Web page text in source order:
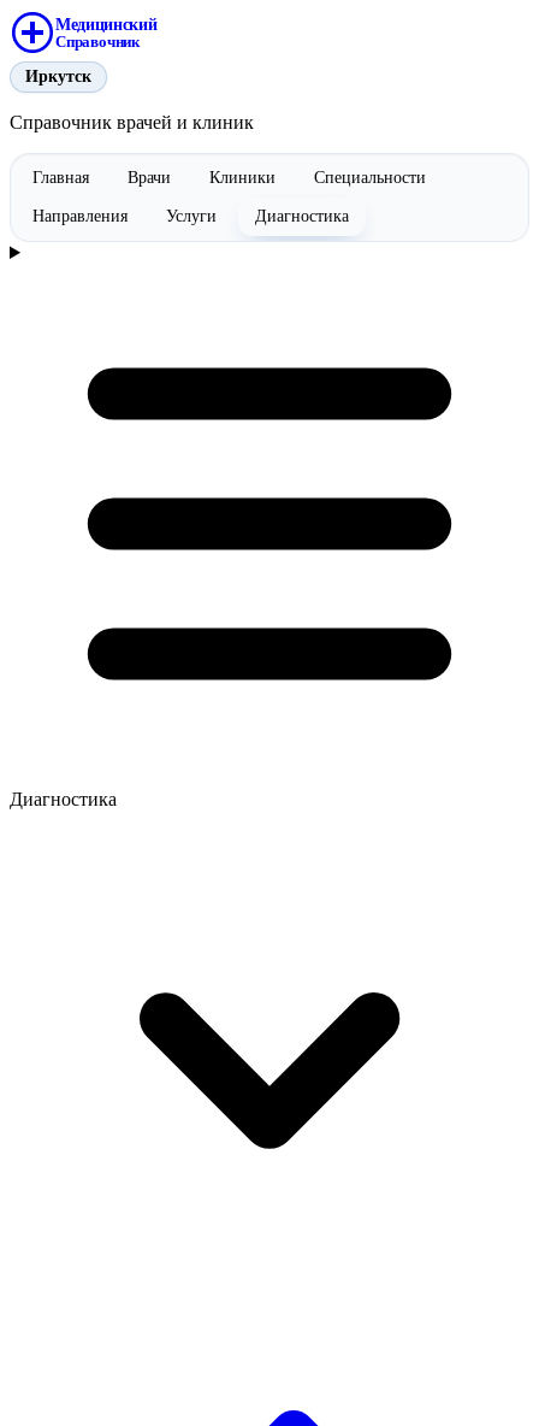
Медицинский
Справочник
Иркутск
Справочник врачей и клиник
Главная Врачи Клиники Специальности
Направления Услуги Диагностика
Диагностика